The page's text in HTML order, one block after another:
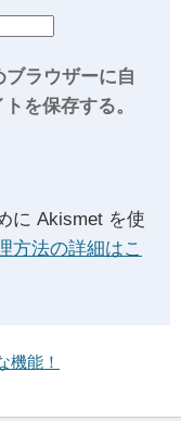
ラウザーに自
を保存する。
に Akismet を使
方法の詳細はこ
機能！